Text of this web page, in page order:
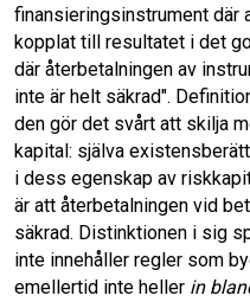
finansieringsinstrument där
kopplat till resultatet i det
där återbetalningen av
inte är helt säkrad".
den gör det svårt att skilja
kapital: själva
i dess egenskap av
är att återbetalningen vid
säkrad. Distinktionen i sig
inte innehåller regler som
emellertid inte heller in